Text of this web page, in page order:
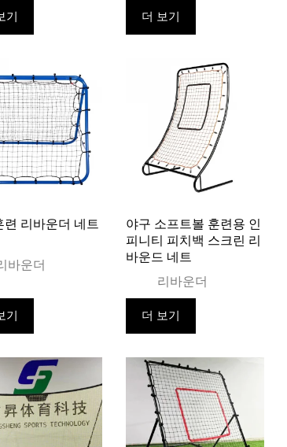
기 더 보기
련 리바운더 네트
바운더
기
야구 소프트볼 훈련용 인
피니티 피치백 스크린 리
바운드 네트
리바운더
더 보기